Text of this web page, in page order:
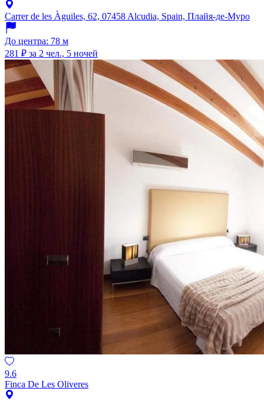
Carrer de les Àguiles, 62, 07458 Alcudia, Spain, Плайя-де-Муро
До центра: 78 м
281 ₽ за 2 чел., 5 ночей
9.6
Finca De Les Oliveres